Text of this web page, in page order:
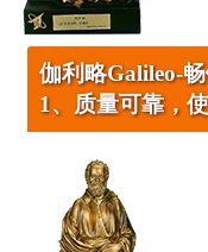
伽利略Galileo-
1、质量可靠，